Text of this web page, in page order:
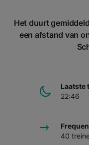
Het duurt
een afstand van
Laatste
22:46
40